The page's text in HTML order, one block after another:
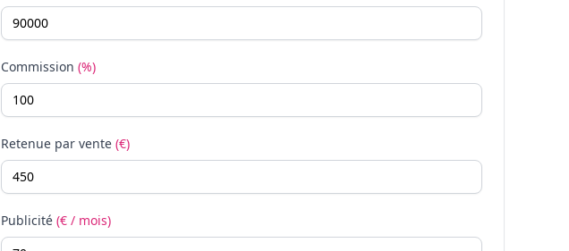
Commission (%)
Retenue par vente (€)
Publicité (€ / mois)